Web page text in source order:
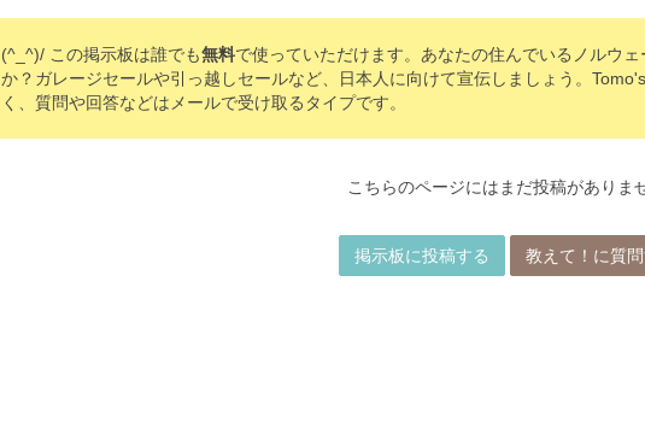
(^_^)/ この掲示板は誰でも無料で使っていただけます。あなたの住んでいるノルウ
か？ガレージセールや引っ越しセールなど、日本人に向けて宣伝しましょう。
く、質問や回答などはメールで受け取るタイプです。
こちらのページにはまだ投稿がありま
掲示板に投稿する 教えて！に質